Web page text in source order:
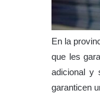
En la
que les
adicional y
garanticen